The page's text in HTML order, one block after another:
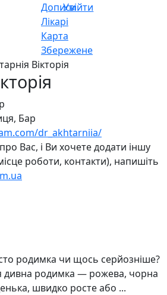
Дописи
Лікарі
Карта
Збережене
Увійти
Вікторія
Бар
dr_akhtarniia/
Вас, і Ви хочете додати іншу
роботи, контакти), напишіть
родимка чи щось серйозніше?
дивна родимка — рожева, чорна
швидко росте або ...